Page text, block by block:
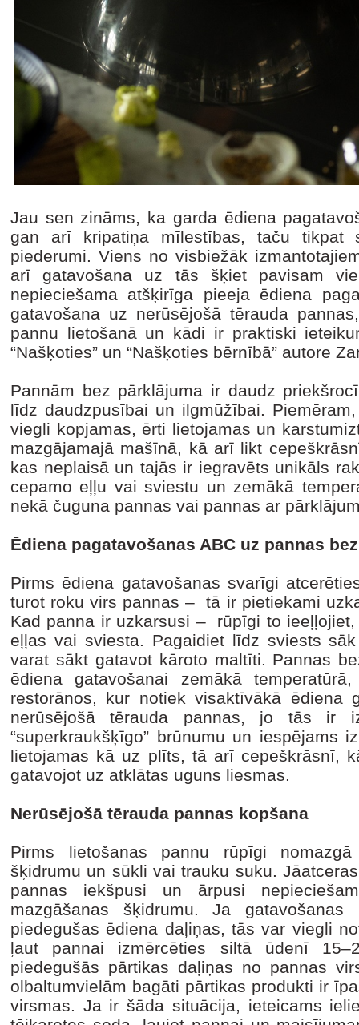
Jau sen zināms, ka garda ēdiena
gan arī kripatiņa mīlestības, taču tikpat
piederumi. Viens no visbiežāk
arī gatavošana uz tās šķiet pavisam
nepieciešama atšķirīga pieeja ēdiena
gatavošana uz nerūsējošā tērauda
pannu lietošanā un kādi ir praktiski
“Našķoties” un “Našķoties bērnībā” autore
Pannām bez pārklājuma ir daudz
līdz daudzpusībai un ilgmūžībai.
viegli kopjamas, ērti lietojamas un
mazgājamajā mašīnā, kā arī likt
kas neplaisā un tajās ir iegravēts unikāls
cepamo eļļu vai sviestu un zemākā
nekā čuguna pannas vai pannas ar
Ēdiena pagatavošanas ABC uz pannas
Pirms ēdiena gatavošanas svarīgi
turot roku virs pannas – tā ir pietiekami
Kad panna ir uzkarsusi – rūpīgi to
eļļas vai sviesta. Pagaidiet līdz sviests
varat sākt gatavot kāroto maltīti. Pannas
ēdiena gatavošanai zemākā
restorānos, kur notiek visaktīvākā ēdiena
nerūsējošā tērauda pannas, jo tās ir
“superkraukšķīgo” brūnumu un
lietojamas kā uz plīts, tā arī cepeškrāsnī,
gatavojot uz atklātas uguns liesmas.
Nerūsējošā tērauda pannas kopšana
Pirms lietošanas pannu rūpīgi
šķidrumu un sūkli vai trauku suku.
pannas iekšpusi un ārpusi
mazgāšanas šķidrumu. Ja
piedegušas ēdiena daļiņas, tās var viegli
ļaut pannai izmērcēties siltā ūdenī
piedegušās pārtikas daļiņas no pannas
olbaltumvielām bagāti pārtikas produkti ir
virsmas. Ja ir šāda situācija, ieteicams